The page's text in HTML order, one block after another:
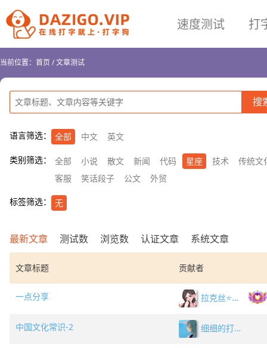
速度测试 打
当前位置： 首页/文章测试
语言筛选： 全部 中文 英文
类别筛选： 全部 小说 散文 新闻 代码 星座 技术
传统文
客服
笑话段子 公文 外贸
标签筛选： 无
最新文章 测试数 浏览数 认证文章 系统文章
文章标题 贡献者
一点分享 拉克丝⭐有猫在裙角^
中国文化常识-2 细细的打字狗